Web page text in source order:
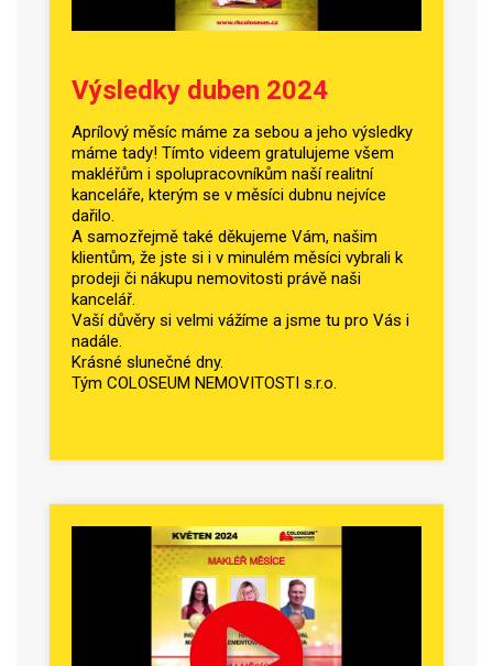
Výsledky duben 2024
Aprílový měsíc máme za sebou a jeho výsledky
máme tady! Tímto videem gratulujeme všem
makléřům i spolupracovníkům naší realitní
kanceláře, kterým se v měsíci dubnu nejvíce
dařilo.
A samozřejmě také děkujeme Vám, našim
klientům, že jste si i v minulém měsíci vybrali k
prodeji či nákupu nemovitosti právě naši
kancelář.
Vaší důvěry si velmi vážíme a jsme tu pro Vás i
nadále.
Krásné slunečné dny.
Tým COLOSEUM NEMOVITOSTI s.r.o.